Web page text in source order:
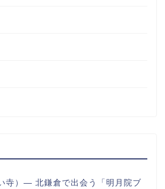
寺）― 北鎌倉で出会う「明月院ブ